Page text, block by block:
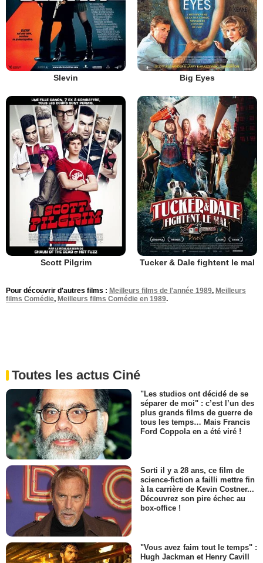
Slevin Big Eyes
Scott Pilgrim Tucker & Dale fightent le mal
Pour découvrir d'autres films : Meilleurs films de l'année 1989, Meilleurs
films Comédie, Meilleurs films Comédie en 1989.
Toutes les actus Ciné
"Les studios ont décidé de se
séparer de moi" : c’est l’un des
plus grands films de guerre de
tous les temps… Mais Francis
Ford Coppola en a été viré !
Sorti il y a 28 ans, ce film de
science-fiction a failli mettre fin
à la carrière de Kevin Costner...
Découvrez son pire échec au
box-office !
"Vous avez faim tout le temps" :
Hugh Jackman et Henry Cavill